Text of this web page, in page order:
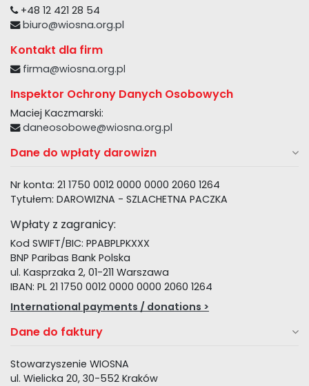
+48 12 421 28 54
biuro@wiosna.org.pl
Kontakt dla firm
firma@wiosna.org.pl
Inspektor Ochrony Danych Osobowych
Maciej Kaczmarski:
daneosobowe@wiosna.org.pl
Dane do wpłaty darowizn
Nr konta: 21 1750 0012 0000 0000 2060 1264
Tytułem: DAROWIZNA - SZLACHETNA PACZKA
Wpłaty z zagranicy:
Kod SWIFT/BIC: PPABPLPKXXX
BNP Paribas Bank Polska
ul. Kasprzaka 2, 01-211 Warszawa
IBAN: PL 21 1750 0012 0000 0000 2060 1264
International payments / donations >
Dane do faktury
Stowarzyszenie WIOSNA
ul. Wielicka 20, 30-552 Kraków